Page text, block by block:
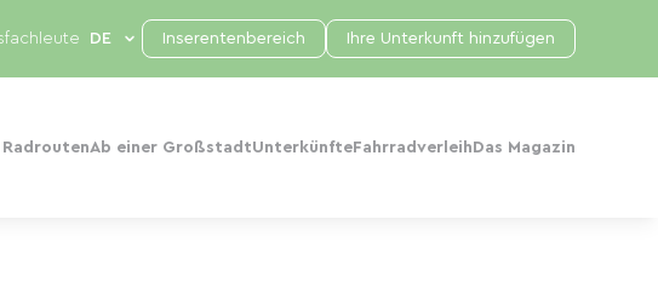
RadroutenAb einer GroßstadtUnterkünfte Fahrradverleih Das Magazin
Inserentenbereich Ihre Unterkunft hinzufügen